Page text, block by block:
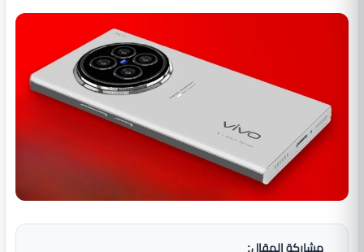
مشاركة المقال: